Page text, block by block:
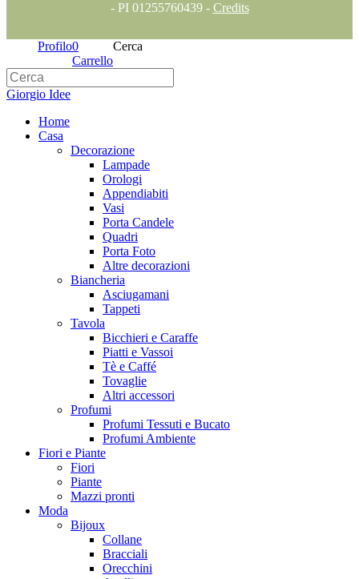
- PI 01255760439 - Credits
Profilo0
Carrello
Cerca
Giorgio Idee
Home
Casa
Decorazione
Lampade
Orologi
Appendiabiti
Vasi
Porta Candele
Quadri
Porta Foto
Altre decorazioni
Biancheria
Asciugamani
Tappeti
Tavola
Bicchieri e Caraffe
Piatti e Vassoi
Tè e Caffé
Tovaglie
Altri accessori
Profumi
Profumi Tessuti e Bucato
Profumi Ambiente
Fiori e Piante
Fiori
Piante
Mazzi pronti
Moda
Bijoux
Collane
Bracciali
Orecchini